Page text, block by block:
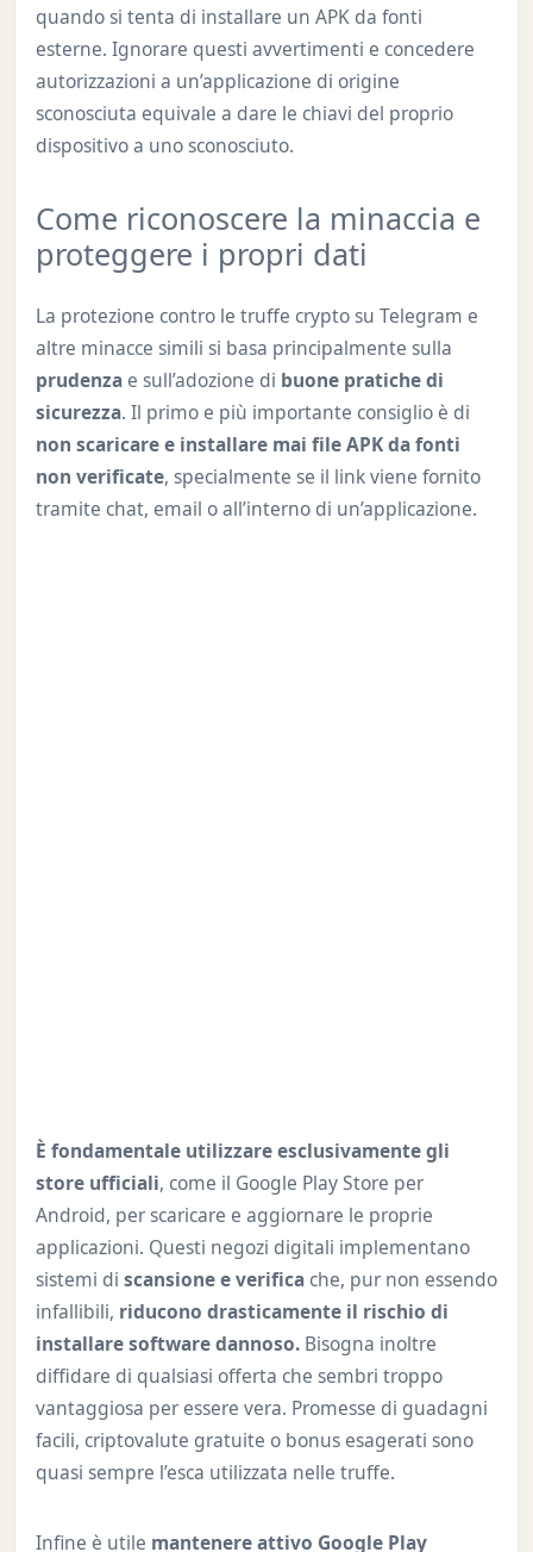
quando si tenta di installare un APK da fonti
esterne. Ignorare questi avvertimenti e concedere
autorizzazioni a un’applicazione di origine
sconosciuta equivale a dare le chiavi del proprio
dispositivo a uno sconosciuto.
Come riconoscere la minaccia e
proteggere i propri dati
La protezione contro le truffe crypto su Telegram e
altre minacce simili si basa principalmente sulla
prudenza e sull’adozione di buone pratiche di
sicurezza. Il primo e più importante consiglio è di
non scaricare e installare mai file APK da fonti
non verificate, specialmente se il link viene fornito
tramite chat, email o all’interno di un’applicazione.
È fondamentale utilizzare esclusivamente gli
store ufficiali, come il Google Play Store per
Android, per scaricare e aggiornare le proprie
applicazioni. Questi negozi digitali implementano
sistemi di scansione e verificache, pur non essendo
infallibili, riducono drasticamente il rischio di
installare software dannoso.Bisogna inoltre
diffidare di qualsiasi offerta che sembri troppo
vantaggiosa per essere vera. Promesse di guadagni
facili, criptovalute gratuite o bonus esagerati sono
quasi sempre l’esca utilizzata nelle truffe.
Infine è utile mantenere attivo Google Play